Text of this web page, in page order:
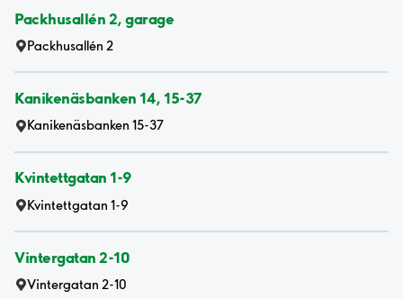
Packhusallén 2, garage
Packhusallén 2
Kanikenäsbanken 14, 15-37
Kanikenäsbanken 15-37
Kvintettgatan 1-9
Kvintettgatan 1-9
Vintergatan 2-10
Vintergatan 2-10